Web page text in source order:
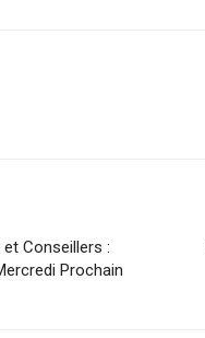
Conseillers :
Prochain